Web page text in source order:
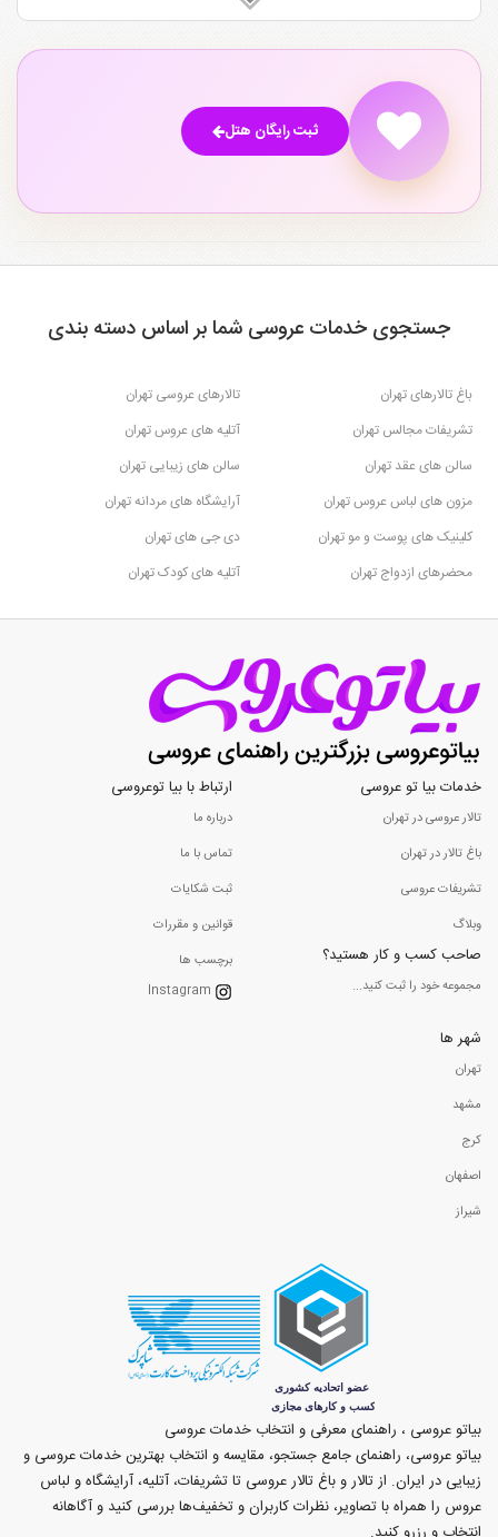
ثبت رایگان هتل
جستجوی خدمات عروسی شما بر اساس دسته بندی
باغ تالارهای تهران
تالارهای عروسی تهران
تشریفات مجالس تهران
آتلیه های عروس تهران
سالن های عقد تهران
سالن های زیبایی تهران
مزون های لباس عروس تهران
آرایشگاه های مردانه تهران
کلینیک های پوست و مو تهران
دی جی های تهران
محضرهای ازدواج تهران
آتلیه های کودک تهران
خدمات بیا تو عروسی
تالار عروسی در تهران
باغ تالار در تهران
تشریفات عروسی
وبلاگ
صاحب کسب و کار هستید؟
مجموعه خود را ثبت کنید...
ارتباط با بیا توعروسی
درباره ما
تماس با ما
ثبت شکایات
قوانین و مقررات
برچسب ها
Instagram
شهر ها
تهران
مشهد
کرج
اصفهان
شیراز
بیاتو عروسی ، راهنمای معرفی و انتخاب خدمات عروسی
بیاتو عروسی، راهنمای جامع جستجو، مقایسه و انتخاب بهترین خدمات عروسی و
زیبایی در ایران. از تالار و باغ تالار عروسی تا تشریفات، آتلیه، آرایشگاه و لباس
عروس را همراه با تصاویر، نظرات کاربران و تخفیف‌ها بررسی کنید و آگاهانه